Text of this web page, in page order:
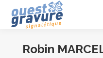
Robin